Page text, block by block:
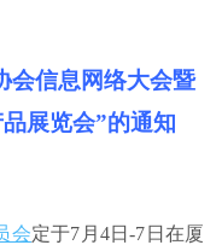
会信息网络大会暨
展览会”的通知
会定于7月4日-7日在厦